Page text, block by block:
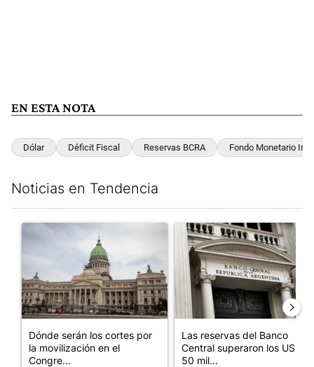
EN ESTA NOTA
Dólar Déficit Fiscal Reservas BCRA Fondo Monetario
Noticias en Tendencia
Un artículo de tendencia con el título "Dónde serán los cortes
Dónde serán los cortes por
la movilización en el
Congre...
Un artículo de tendencia
Las reservas del Banco
Central superaron los US$
50 mil...